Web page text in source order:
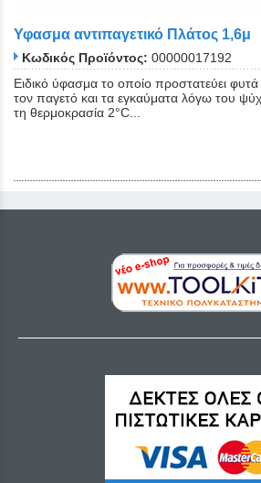
Υφασμα αντιπαγετικό Πλάτος 1,6μ
Κωδικός Προϊόντος: 00000017192
Ειδικό ύφασμα το οποίο προστατεύει φυτά
τον παγετό και τα εγκαύματα λόγω του
τη θερμοκρασία 2°C...